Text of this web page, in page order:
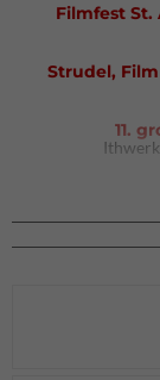
Filmfest
Strudel,
11.
DAV Kletter-